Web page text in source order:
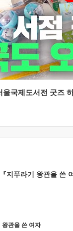
국제도서전 굿즈
지푸라기 왕관을 쓴
왕관을 쓴 여자